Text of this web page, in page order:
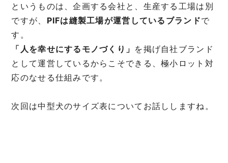
というものは、企画する会社と、生産する工場は別
ですが、 PIFは縫製工場が運営しているブランドで
す。
「人を幸せにするモノづくり」 を掲げ自社ブランド
として運営しているからこそできる、極小ロット対
応のなせる仕組みです。
次回は中型犬のサイズ表についてお話ししますね。